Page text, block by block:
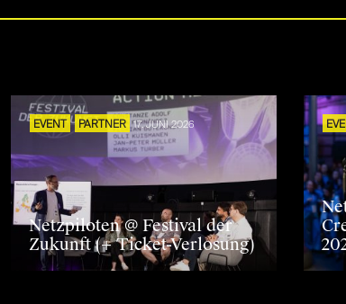
EVENT PARTNER 17. JUNI 2026
Netzpiloten @ Festival der
Zukunft (+ Ticket-Verlosung)